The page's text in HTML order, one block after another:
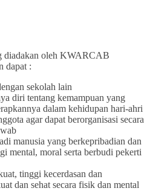
diadakan oleh KWARCAB
dapat :
sekolah lain
diri tentang kemampuan yang
dalam kehidupan hari-ahri
agar dapat berorganisasi secara
manusia yang berkepribadian dan
mental, moral serta berbudi pekerti
tinggi kecerdasan dan
dan sehat secara fisik dan mental